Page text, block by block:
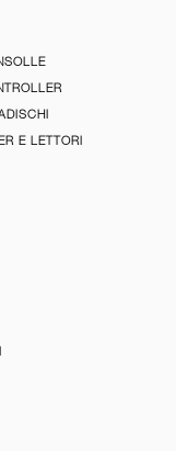
E LETTORI